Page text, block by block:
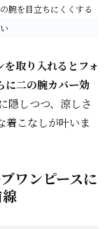
腕を目立ちにくくする
取り入れるとフォ
に二の腕カバー効
隠しつつ、涼しさ
着こなしが叶いま
ワンピースに